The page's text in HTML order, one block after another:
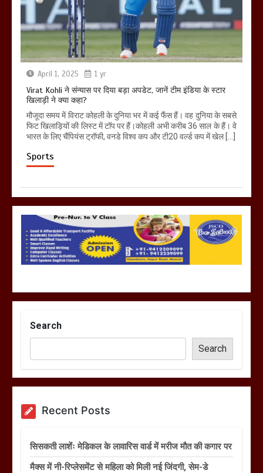
April 1, 2025 1 yr
Virat Kohli ने संन्यास पर दिया बड़ा अपडेट, जानें टीम इंडिया के स्टार
खिलाड़ी ने क्या कहा?
मौजूदा समय में विराट कोहली के दुनिया भर में कई फैंस हैं। वह दुनिया के सबसे
फिट खिलाड़ियों की लिस्ट में टॉप पर हैं।कोहली अभी करीब 36 साल के हैं। वे
भारत के लिए चैंपियंस ट्रॉफी, वनडे विश्व कप और टी20 वर्ल्ड कप में खेल […]
Sports
Search
Search
Recent Posts
सिसकती लाशेंः मेडिकल के लावारिस वार्ड में मरीज मौत की कगार पर
मैक्स में नी-रिप्लेसमेंट से महिला को मिली नई जिंदगी, सेम-डे